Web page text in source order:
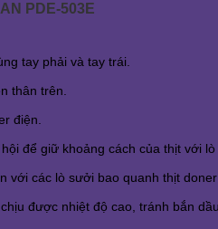
PDE-503E
tay phải và tay trái.
thân trên.
điện.
để giữ khoảng cách của thịt với lò
với các lò sưởi bao quanh thịt
được nhiệt độ cao, tránh bắn